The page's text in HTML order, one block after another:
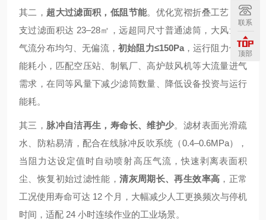
其二， 超大过滤面积，低阻节能。优化宽褶折叠工艺，单
支过滤面积达 23–28㎡，远超同尺寸普通滤筒，大风量下
气流分布均匀、无偏流， 初始阻力≤150Pa，运行阻力低、
能耗小，匹配空压站、制氧厂、高炉鼓风机等大流量进气
需求，在同等风量下减少滤筒数量、降低设备投资与运行
能耗。
其三， 脉冲自洁再生，寿命长、维护少。滤材表面光滑疏
水、防粘易清，配合在线脉冲反吹系统（0.4–0.6MPa），
当阻力达设定值时自动喷射高压气流，快速剥离表面积
尘、恢复初始过滤性能，清灰周期长、再生效率高 ，正常
工况使用寿命可达 12 个月，大幅减少人工更换频次与停机
时间，适配 24 小时连续作业的工业场景。
联系
顶部